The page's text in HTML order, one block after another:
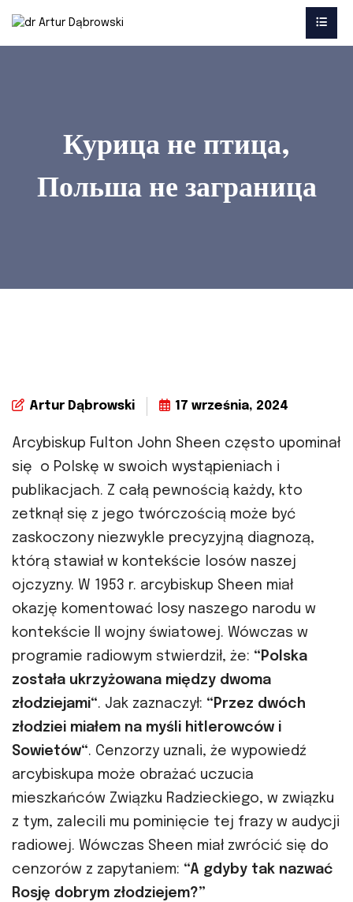
Курица не птица,
Польша не заграница
Artur Dąbrowski 17 września, 2024
Arcybiskup Fulton John Sheen często upominał
się o Polskę w swoich wystąpieniach i
publikacjach. Z całą pewnością każdy, kto
zetknął się z jego twórczością może być
zaskoczony niezwykle precyzyjną diagnozą,
którą stawiał w kontekście losów naszej
ojczyzny. W 1953 r. arcybiskup Sheen miał
okazję komentować losy naszego narodu w
kontekście II wojny światowej. Wówczas w
programie radiowym stwierdził, że: “Polska
została ukrzyżowana między dwoma
złodziejami“. Jak zaznaczył: “Przez dwóch
złodziei miałem na myśli hitlerowców i
Sowietów“. Cenzorzy uznali, że wypowiedź
arcybiskupa może obrażać uczucia
mieszkańców Związku Radzieckiego, w związku
z tym, zalecili mu pominięcie tej frazy w audycji
radiowej. Wówczas Sheen miał zwrócić się do
cenzorów z zapytaniem: “A gdyby tak nazwać
Rosję dobrym złodziejem?”